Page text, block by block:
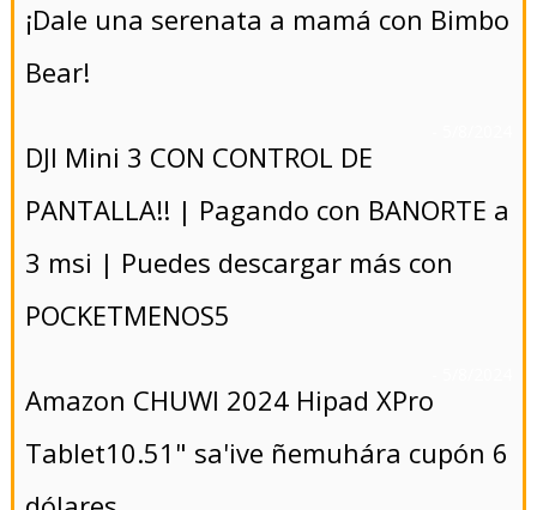
¡Dale una serenata a mamá con Bimbo
Bear!
DJI Mini 3 CON CONTROL DE
PANTALLA!! | Pagando con BANORTE a
3 msi | Puedes descargar más con
POCKETMENOS5
Amazon CHUWI 2024 Hipad XPro
Tablet10.51" sa'ive ñemuhára cupón 6